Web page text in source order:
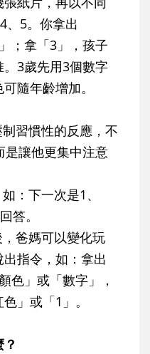
、5。你拿出
；拿「3」，孩子
3歲先用3個數字
隨年齡增加。
習慣性的反應，不
是讓他更集中注意
：下一次是1、
答。
爸媽可以變化玩
指令，如：拿出
色」或「數字」，
」或「1」。